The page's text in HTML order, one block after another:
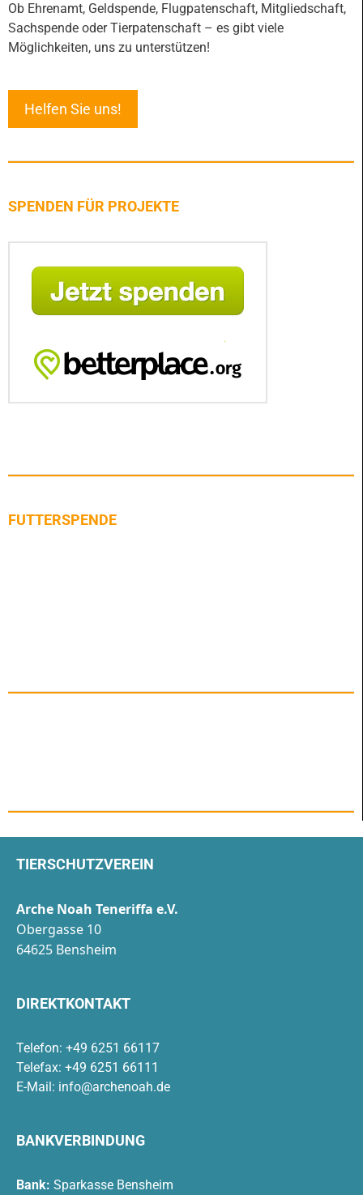
Ob Ehrenamt, Geldspende, Flugpatenschaft, Mitgliedschaft,
Sachspende oder Tierpatenschaft – es gibt viele
Möglichkeiten, uns zu unterstützen!
Helfen Sie uns!
SPENDEN FÜR PROJEKTE
FUTTERSPENDE
TIERSCHUTZVEREIN
Arche Noah Teneriffa e.V.
Obergasse 10
64625 Bensheim
DIREKTKONTAKT
Telefon: +49 6251 66117
Telefax: +49 6251 66111
E-Mail: info@archenoah.de
BANKVERBINDUNG
Bank: Sparkasse Bensheim